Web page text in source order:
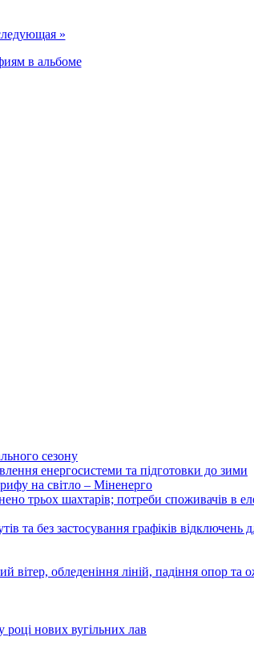
»
в альбоме
сезону
енергосистеми та підготовки до зими
на світло – Міненерго
шахтарів; потреби споживачів в
без застосування графіків відключень
обледеніння ліній, падіння опор та
нових вугільних лав